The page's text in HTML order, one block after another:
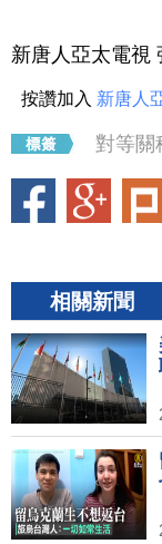
新唐人亞太電視
按讚加入 新唐人
對等關
相關新聞